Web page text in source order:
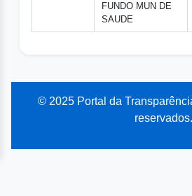
FUNDO MUN DE
SAUDE
© 2025 Portal da
reservados.